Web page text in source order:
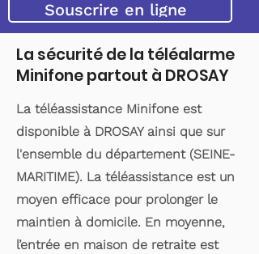
Souscrire en ligne
La sécurité de la téléalarme
Minifone partout à DROSAY
La téléassistance Minifone est
disponible à DROSAY ainsi que sur
l'ensemble du département (SEINE-
MARITIME). La téléassistance est un
moyen efficace pour prolonger le
maintien à domicile. En moyenne,
l’entrée en maison de retraite est